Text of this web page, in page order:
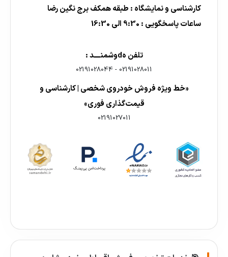
کارشناسی و نمایشگاه : طبقه همکف برج نگین رضا
ساعات پاسخگویی : 9:30 الی 16:30
تلفن هdوشمنــــد :
02191028011
-
02191028044
«خط ویژه فروش خودروی شخصی | کارشناسی و
قیمت‌گذاری فوری»
02191027011